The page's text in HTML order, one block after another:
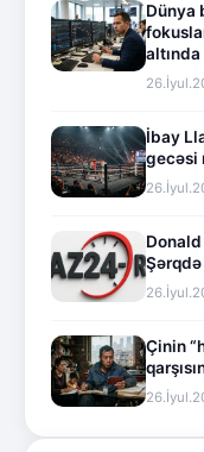
Dünya
İbay
gecəsi
Donald
Çinin